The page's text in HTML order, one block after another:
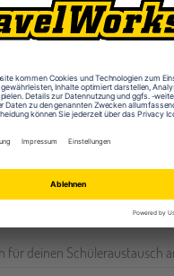
von Südafrika
für deinen Schüleraustausch